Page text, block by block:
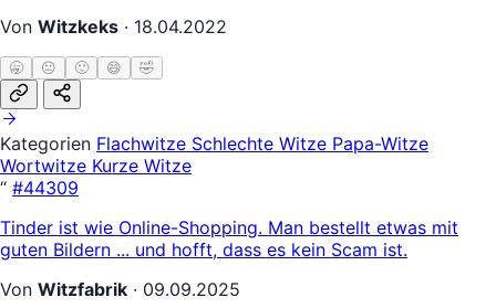
Von Witzkeks · 18.04.2022
🥱 😐 🙂 😄 🤣
Kategorien Flachwitze Schlechte Witze Papa-Witze
Wortwitze Kurze Witze
“ #44309
Tinder ist wie Online-Shopping. Man bestellt etwas mit
guten Bildern ... und hofft, dass es kein Scam ist.
Von Witzfabrik · 09.09.2025